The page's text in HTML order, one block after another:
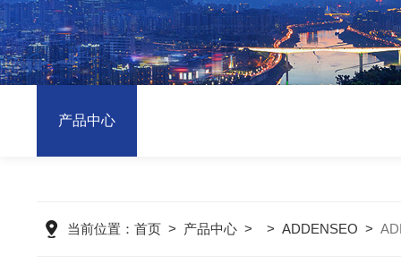
产品中心
当前位置： 首页> 产品中心> > ADDENSEO >